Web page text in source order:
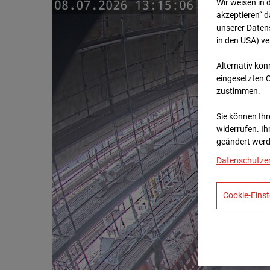
Wir weisen in
akzeptieren“
unserer
in den USA)
Alternativ
eingesetzten
zustimmen.
Sie können
widerrufen.
geändert
Cookie-